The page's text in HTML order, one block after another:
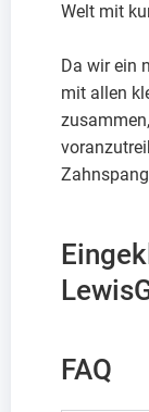
Welt mit
Da wir ein
mit allen
FAQ